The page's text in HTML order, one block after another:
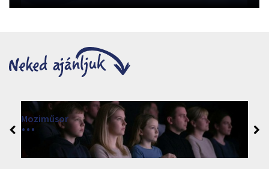
Moziműsor
Cinema Agria, Eger 3300, Törvényház utca 4.